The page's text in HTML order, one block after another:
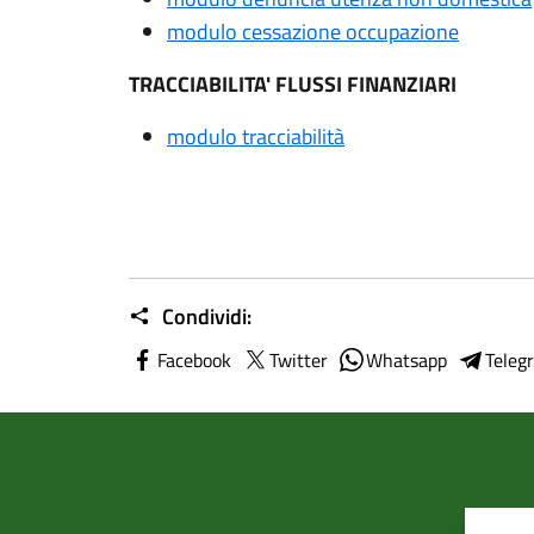
modulo cessazione occupazione
TRACCIABILITA' FLUSSI FINANZIARI
modulo tracciabilità
Condividi:
Facebook Twitter Whatsapp